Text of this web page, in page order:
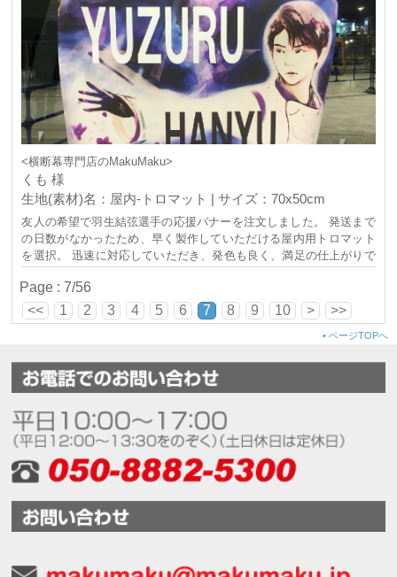
<横断幕専門店のMakuMaku>
くも 様
生地(素材)名：屋内-トロマット | サイズ：70x50cm
友人の希望で羽生結弦選手の応援バナーを注文しました。 発送まで
の日数がなかったため、早く製作していただける屋内用トロマット
を選択。 迅速に対応していただき、発色も良く、満足の仕上がりで
Page : 7/56
<<
1 2 3 4 5 6 7 8 9 10 > >>
• ページTOPへ